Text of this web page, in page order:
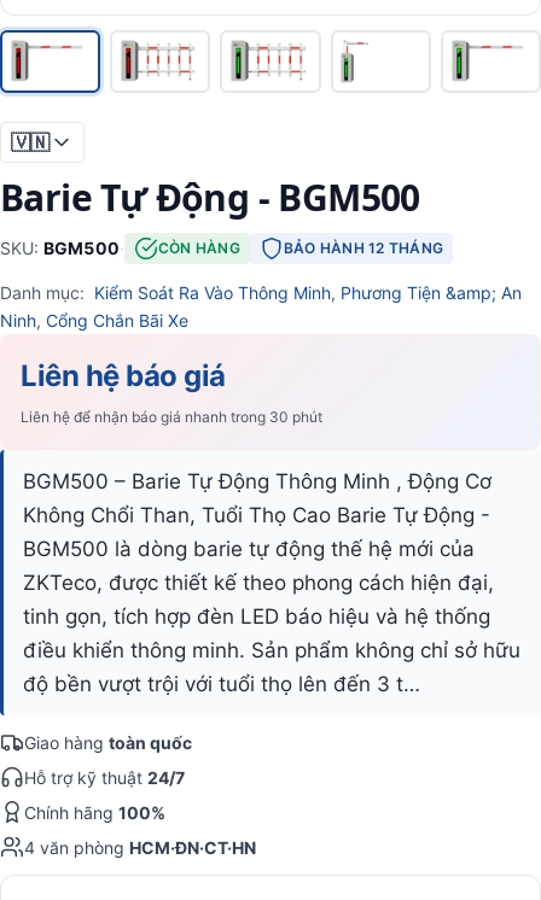
🇻🇳
Barie Tự Động - BGM500
SKU: BGM500· CÒN HÀNG BẢO HÀNH 12 THÁNG
Danh mục: Kiểm Soát Ra Vào Thông Minh, Phương Tiện &amp; An
Ninh, Cổng Chắn Bãi Xe
Liên hệ báo giá
Liên hệ để nhận báo giá nhanh trong 30 phút
BGM500 – Barie Tự Động Thông Minh , Động Cơ
Không Chổi Than, Tuổi Thọ Cao Barie Tự Động -
BGM500 là dòng barie tự động thế hệ mới của
ZKTeco, được thiết kế theo phong cách hiện đại,
tinh gọn, tích hợp đèn LED báo hiệu và hệ thống
điều khiển thông minh. Sản phẩm không chỉ sở hữu
độ bền vượt trội với tuổi thọ lên đến 3 t…
Giao hàng toàn quốc
Hỗ trợ kỹ thuật 24/7
Chính hãng 100%
4 văn phòng HCM·ĐN·CT·HN